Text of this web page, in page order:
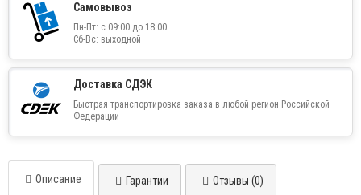
Самовывоз
Пн-Пт: с 09:00 до 18:00
Сб-Вс: выходной
Доставка СДЭК
Быстрая транспортировка заказа в любой регион Российской
Федерации
Описание Гарантии Отзывы (0)